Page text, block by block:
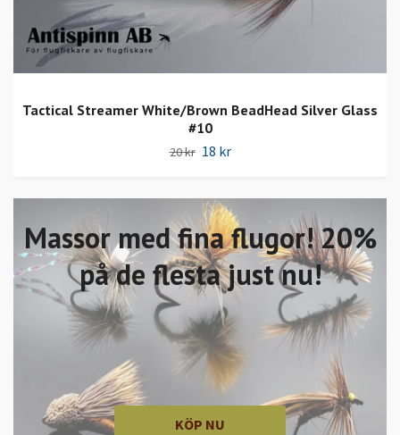
Massor med fina flugor! 20%
på de flesta just nu!
KÖP NU
Tactical Streamer White/Brown BeadHead Silver Glass
#10
20 kr 18 kr